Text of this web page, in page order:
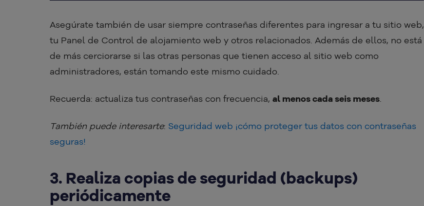
Asegúrate también de usar siempre contraseñas diferentes para ingresar a tu sitio web,
tu Panel de Control de alojamiento web y otros relacionados. Además de ellos, no está
de más cerciorarse si las otras personas que tienen acceso al sitio web como
administradores, están tomando este mismo cuidado.
Recuerda: actualiza tus contraseñas con frecuencia, al menos cada seis meses.
También puede interesarte: Seguridad web ¡cómo proteger tus datos con contraseñas
seguras!
3. Realiza copias de seguridad (backups)
periódicamente